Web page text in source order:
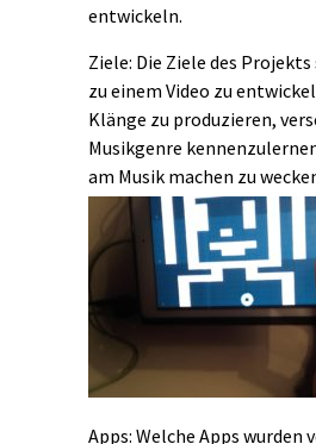
entwickeln.
Ziele: Die Ziele des
zu einem Video zu
Klänge zu produzieren,
Musikgenre
am Musik machen zu
Apps: Welche Apps wurden